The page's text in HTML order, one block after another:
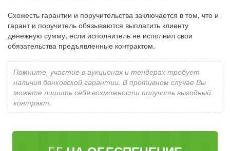
Схожесть гарантии и поручительства заключается в том, что и
гарант и поручитель обязываются выплатить клиенту
денежную сумму, если исполнитель не исполнил свои
обязательства предъявленные контрактом.
Помните, участие в аукционах и тендерах требует
наличия банковской гарантии. В противном случае Вы
можете лишить себя возможности получить выгодный
контракт.